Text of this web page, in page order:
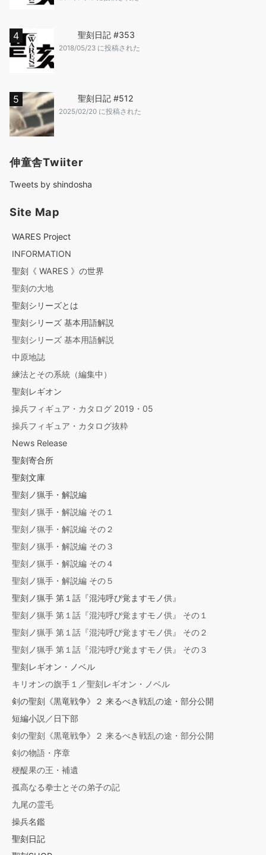
聖刻日記 #353
2018/05/23 に投稿された
聖刻日記 #512
2025/02/20 に投稿された
伸童舎Twiiter
Tweets by shindosha
Site Map
WARES Project
INFORMATION
聖刻《 WARES 》の世界
聖刻の大地
聖刻シリーズとは
聖刻シリーズ 基本用語解説
聖刻シリーズ 基本用語解説
中原地誌
練法とその系統（編集中）
聖刻レギオン
操兵フィギュア・カタログ 2019・05
操兵フィギュア・カタログ抜粋
News Release
聖刻寄合所
聖刻文庫
聖刻ノ猟手・解説編
聖刻ノ猟手・解説編 その１
聖刻ノ猟手・解説編 その２
聖刻ノ猟手・解説編 その３
聖刻ノ猟手・解説編 その４
聖刻ノ猟手・解説編 その５
聖刻ノ猟手 第１話『混沌呼び覚ますモノ供』
聖刻ノ猟手 第１話『混沌呼び覚ますモノ供』 その１
聖刻ノ猟手 第１話『混沌呼び覚ますモノ供』 その２
聖刻ノ猟手 第１話『混沌呼び覚ますモノ供』 その３
聖刻レギオン・ノベル
キリオンの旗手１／聖刻レギオン・ノベル
剣の聖刻《黒竜戦争》２ 来るべき戦乱の途・部分公開
短編小説／日下部
剣の聖刻《黒竜戦争》２ 来るべき戦乱の途・部分公開
剣の物語・序章
梗醍果の王・補遺
孤高なる拳士とその弟子の記
九尾の霊毛
操兵名鑑
聖刻日記